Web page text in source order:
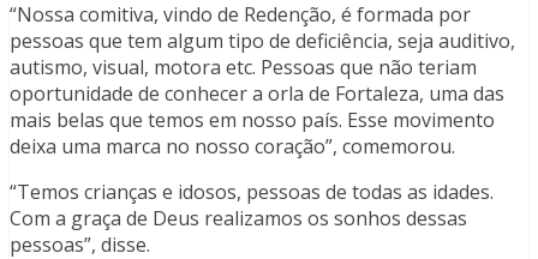
“Nossa comitiva, vindo de Redenção, é formada por
pessoas que tem algum tipo de deficiência, seja auditivo,
autismo, visual, motora etc. Pessoas que não teriam
oportunidade de conhecer a orla de Fortaleza, uma das
mais belas que temos em nosso país. Esse movimento
deixa uma marca no nosso coração”, comemorou.
“Temos crianças e idosos, pessoas de todas as idades.
Com a graça de Deus realizamos os sonhos dessas
pessoas”, disse.